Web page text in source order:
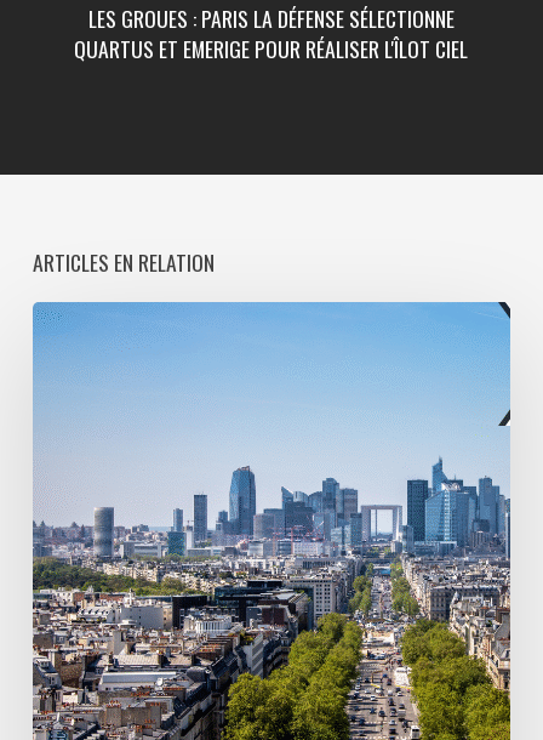
LES GROUES : PARIS LA DÉFENSE SÉLECTIONNE
QUARTUS ET EMERIGE POUR RÉALISER L'ÎLOT CIEL
ARTICLES EN RELATION
Paris
La
Défense
consultation
pour
l’entretien
et
la
valorisation
de
son
patrimoine